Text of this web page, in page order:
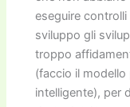
eseguire
sviluppo gli
troppo
(faccio il modello
intelligente), per